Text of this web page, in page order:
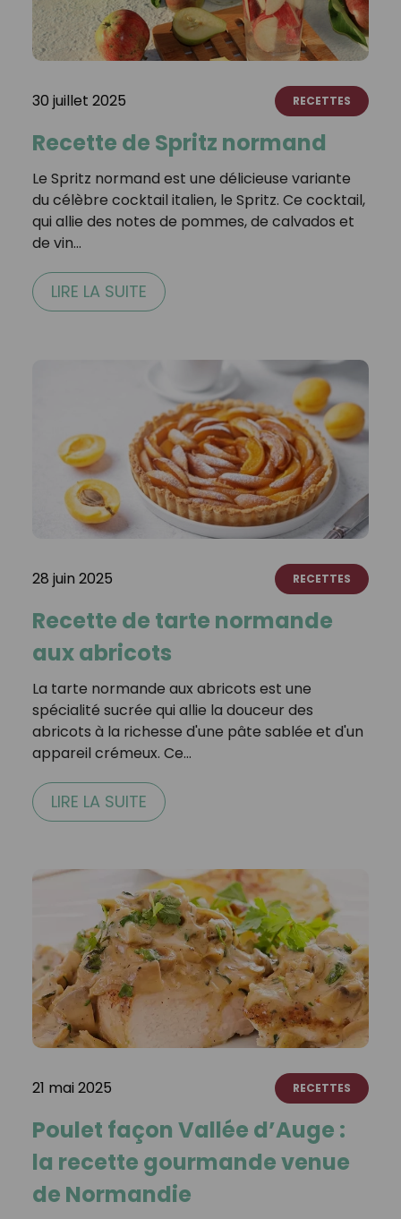
30 juillet 2025 RECETTES
Recette de Spritz normand
Le Spritz normand est une délicieuse variante
du célèbre cocktail italien, le Spritz. Ce cocktail,
qui allie des notes de pommes, de calvados et
de vin…
LIRE LA SUITE
28 juin 2025 RECETTES
Recette de tarte normande
aux abricots
La tarte normande aux abricots est une
spécialité sucrée qui allie la douceur des
abricots à la richesse d'une pâte sablée et d'un
appareil crémeux. Ce…
LIRE LA SUITE
21 mai 2025 RECETTES
Poulet façon Vallée d’Auge :
la recette gourmande venue
de Normandie